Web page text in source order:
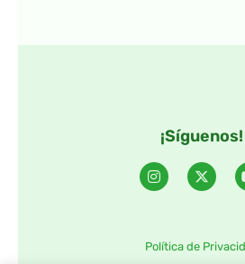
¡Síguenos!
Política de